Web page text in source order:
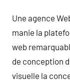
Une agence
manie la
web
de conception
visuelle la